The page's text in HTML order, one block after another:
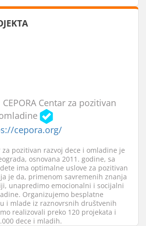
CEPORA Centar za pozitivan
cepora.org/
za pozitivan razvoj dece i omladine je
osnovana 2011. godine, sa
ima optimalne uslove za pozitivan
je da, primenom savremenih znanja
unapredimo emocionalni i socijalni
Organizujemo besplatne
i mlade iz raznovrsnih društvenih
realizovali preko 120 projekata i
dece i mladih.